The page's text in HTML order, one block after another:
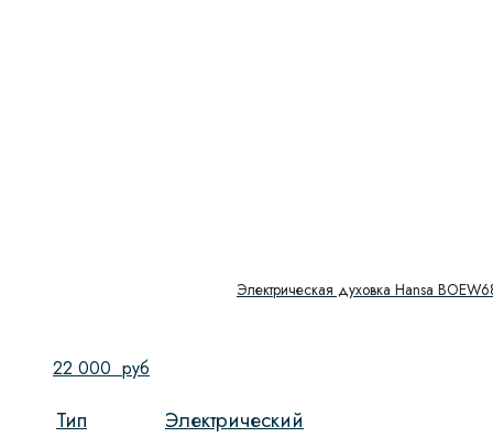
Электрическая духовка Hansa
22 000 руб
Тип
Электрический